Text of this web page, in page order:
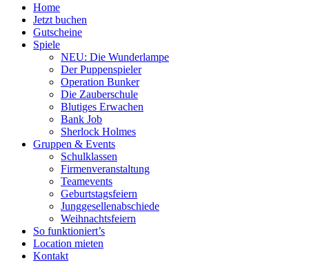
Home
Jetzt buchen
Gutscheine
Spiele
NEU: Die Wunderlampe
Der Puppenspieler
Operation Bunker
Die Zauberschule
Blutiges Erwachen
Bank Job
Sherlock Holmes
Gruppen & Events
Schulklassen
Firmenveranstaltung
Teamevents
Geburtstagsfeiern
Junggesellenabschiede
Weihnachtsfeiern
So funktioniert’s
Location mieten
Kontakt